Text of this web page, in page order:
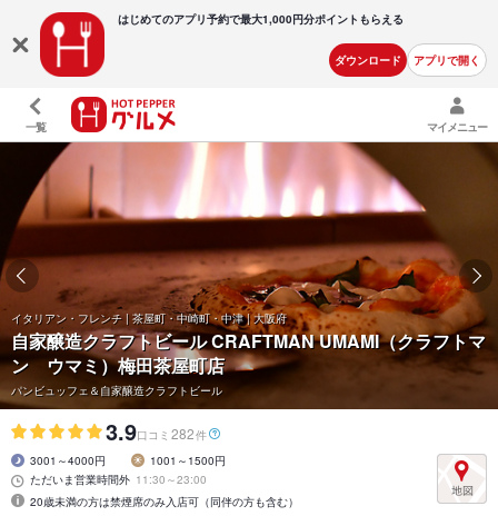
はじめてのアプリ予約で最大1,000円分ポイントもらえる
ダウンロード アプリで開く
一覧 マイメニュー
イタリアン・フレンチ | 茶屋町・中崎町・中津 | 大阪府
自家醸造クラフトビール CRAFTMAN UMAMI（クラフトマ
ン ウマミ）梅田茶屋町店
パンビュッフェ＆自家醸造クラフトビール
3.9口コミ 282件
3001～4000円
1001～1500円
ただいま営業時間外 11:30～23:00
20歳未満の方は禁煙席のみ入店可（同伴の方も含む）